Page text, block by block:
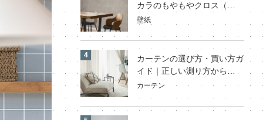
カラのもやもやクロス（…
壁紙
カーテンの選び方・買い方ガ
イド｜正しい測り方から…
カーテン